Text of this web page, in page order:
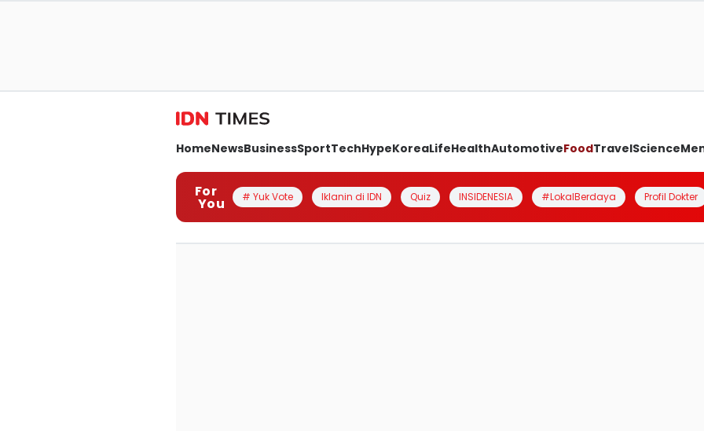
HomeNewsBusinessSportTechHypeKoreaLifeHealthAutomotiveFoodTravelScience
For
You # Yuk Vote Iklanin di IDN Quiz INSIDENESIA #LokalBerdaya Profil Dokter